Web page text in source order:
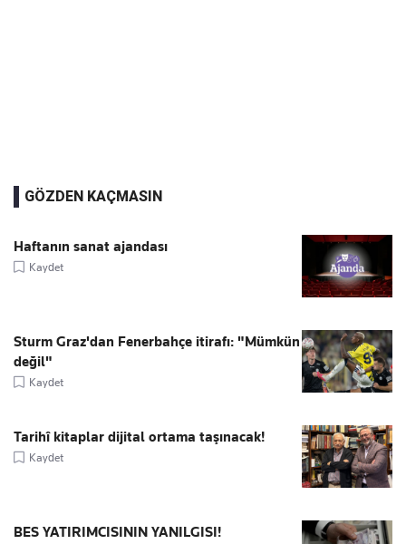
GÖZDEN KAÇMASIN
Haftanın sanat ajandası
Kaydet
Sturm Graz'dan Fenerbahçe itirafı: "Mümkün
değil"
Kaydet
Tarihî kitaplar dijital ortama taşınacak!
Kaydet
BES YATIRIMCISININ YANILGISI!